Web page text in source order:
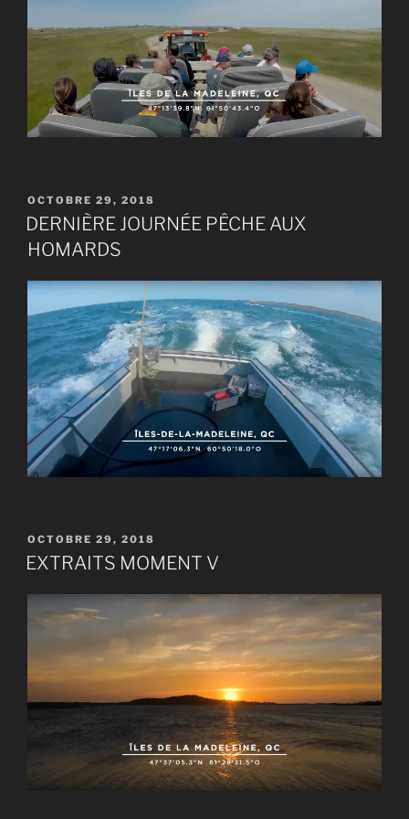
PUBLIÉ
LE
OCTOBRE 29, 2018
DERNIÈRE JOURNÉE PÊCHE AUX
HOMARDS
PUBLIÉ
LE
OCTOBRE 29, 2018
EXTRAITS MOMENT V